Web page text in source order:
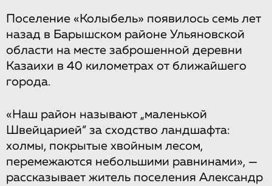
Поселение «Колыбель» появилось семь лет
назад в Барышском районе Ульяновской
области на месте заброшенной деревни
Казаихи в 40 километрах от ближайшего
города.
«Наш район называют „маленькой
Швейцарией“ за сходство ландшафта:
холмы, покрытые хвойным лесом,
перемежаются небольшими равнинами», —
рассказывает житель поселения Александр